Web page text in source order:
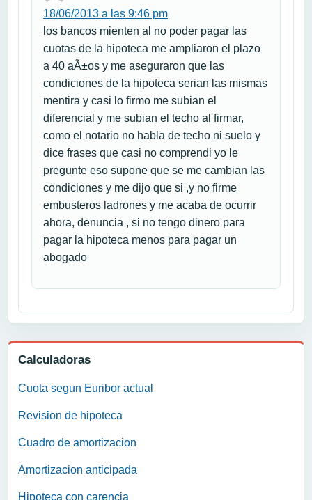
Calculadoras
Cuota segun Euribor actual
Revision de hipoteca
Cuadro de amortizacion
Amortizacion anticipada
Hipoteca con carencia
18/06/2013 a las 9:46 pm
los bancos mienten al no poder pagar las
cuotas de la hipoteca me ampliaron el plazo
a 40 aÃ±os y me aseguraron que las
condiciones de la hipoteca serian las mismas
mentira y casi lo firmo me subian el
diferencial y me subian el techo al firmar,
como el notario no habla de techo ni suelo y
dice frases que casi no comprendi yo le
pregunte eso supone que se me cambian las
condiciones y me dijo que si ,y no firme
embusteros ladrones y me acaba de ocurrir
ahora, denuncia , si no tengo dinero para
pagar la hipoteca menos para pagar un
abogado